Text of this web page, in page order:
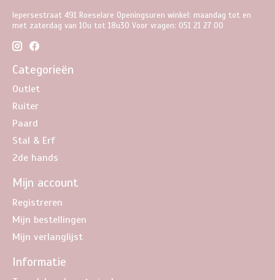
Iepersestraat 491 Roeselare Openingsuren winkel: maandag tot en
met zaterdag van 10u tot 18u30 Voor vragen: 051 21 27 00
Categorieën
Outlet
Ruiter
Paard
Stal & Erf
2de hands
Mijn account
Registreren
Mijn bestellingen
Mijn verlanglijst
Informatie